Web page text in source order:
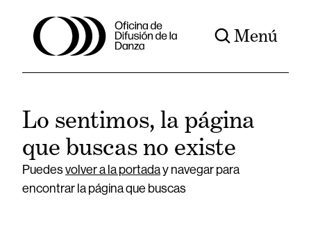
Menú
Lo sentimos, la página
que buscas no existe
Puedesvolver a la portaday navegar para
encontrar la página que buscas